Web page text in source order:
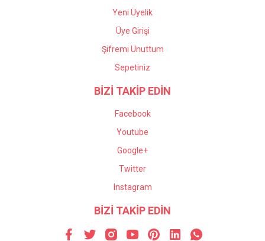
Yeni Üyelik
Üye Girişi
Şifremi Unuttum
Sepetiniz
BİZİ TAKİP EDİN
Facebook
Youtube
Google+
Twitter
Instagram
BİZİ TAKİP EDİN